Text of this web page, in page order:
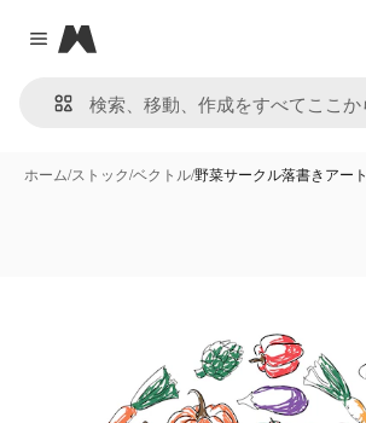
Close menu
Magnific
ホーム/ストック/ベクトル/野菜サークル落書きアート